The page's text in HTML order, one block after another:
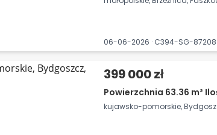
06-06-2026 · C394-SG-87208
399 000 zł
Powierzchnia 63.36 m²
kujawsko-pomorskie,